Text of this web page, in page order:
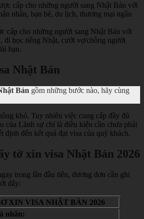
cấp cho những người sang Nhật Bản với
nhân, bạn bè, du lịch, thương mại ngắn
cấp cho những người sang Nhật Bản với
đi học tiếng Nhật, cưới vợ/chồng người
hạn.
Nhật Bản
Bản gồm những bước nào, hãy cùng
khó. Tuy nhiên việc cung cấp đầy đủ
của Lãnh sự chỉ là điều kiện cần chưa phải
định đến kết quả đạt visa của quý khách.
tờ xin visa Nhật Bản 2026
trong lần đầu tiên, đương đơn cần ghi
đây:
XIN VISA NHẬT BẢN 2026
nhân: